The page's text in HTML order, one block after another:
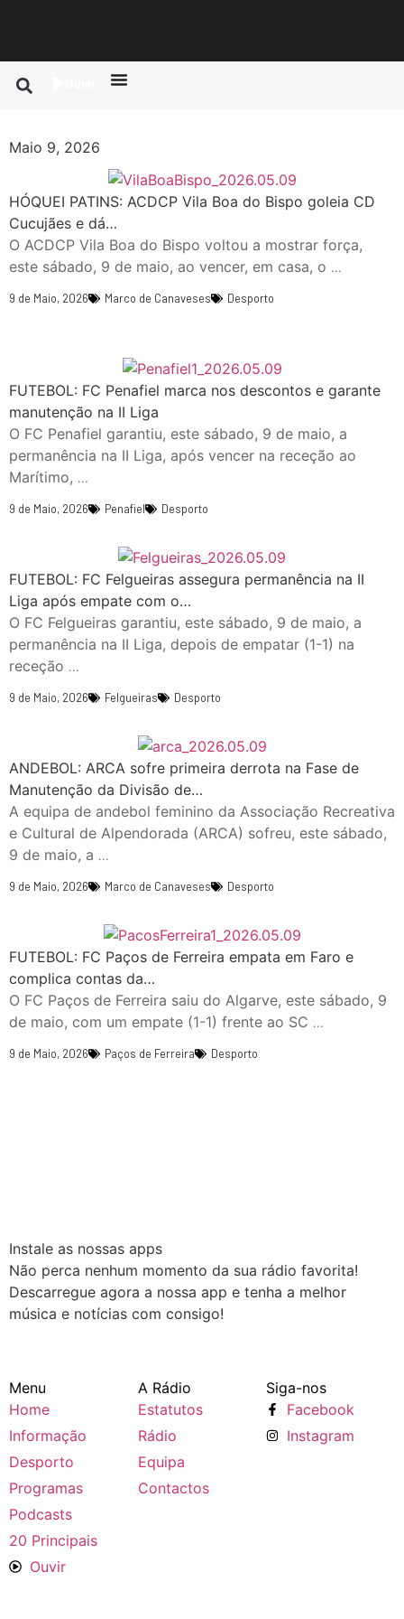
Maio 9, 2026
HÓQUEI PATINS: ACDCP Vila Boa do Bispo goleia CD
Cucujães e dá…
O ACDCP Vila Boa do Bispo voltou a mostrar força,
este sábado, 9 de maio, ao vencer, em casa, o ...
9 de Maio, 2026 Marco de Canaveses Desporto
FUTEBOL: FC Penafiel marca nos descontos e garante
manutenção na II Liga
O FC Penafiel garantiu, este sábado, 9 de maio, a
permanência na II Liga, após vencer na receção ao
Marítimo, ...
9 de Maio, 2026 Penafiel Desporto
FUTEBOL: FC Felgueiras assegura permanência na II
Liga após empate com o…
O FC Felgueiras garantiu, este sábado, 9 de maio, a
permanência na II Liga, depois de empatar (1-1) na
receção ...
9 de Maio, 2026 Felgueiras Desporto
ANDEBOL: ARCA sofre primeira derrota na Fase de
Manutenção da Divisão de…
A equipa de andebol feminino da Associação Recreativa
e Cultural de Alpendorada (ARCA) sofreu, este sábado,
9 de maio, a ...
9 de Maio, 2026 Marco de Canaveses Desporto
FUTEBOL: FC Paços de Ferreira empata em Faro e
complica contas da…
O FC Paços de Ferreira saiu do Algarve, este sábado, 9
de maio, com um empate (1-1) frente ao SC ...
9 de Maio, 2026 Paços de Ferreira Desporto
Instale as nossas apps
Não perca nenhum momento da sua rádio favorita!
Descarregue agora a nossa app e tenha a melhor
música e notícias com consigo!
Menu
Home
Informação
Desporto
Programas
Podcasts
20 Principais
Ouvir
A Rádio
Estatutos
Rádio
Equipa
Contactos
Siga-nos
Facebook
Instagram